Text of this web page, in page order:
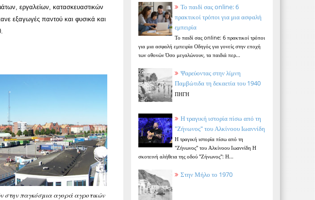
εργαλείων, κατασκευαστικών
εξαγωγές παντού και φυσικά και
στην παγκόσμια αγορά αγροτικών
Το παιδί σας online: 6
πρακτικοί τρόποι για μια ασφαλή
εμπειρία
Το παιδί σας online: 6 πρακτικοί τρόποι
για μια ασφαλή εμπειρία Οδηγός για γονείς στην εποχή
των οθονών Όσο μεγαλώνουν, τα παιδιά περ...
Ψαρεύοντας στην λίμνη
Παμβώτιδα τη δεκαετία του 1940
ΠΗΓΗ
Η τραγική ιστορία πίσω από τη
"Ζήνωνος" του Αλκίνοου Ιωαννίδη
Η τραγική ιστορία πίσω από τη
"Ζήνωνος" του Αλκίνοου Ιωαννίδη Η
σκοτεινή αλήθεια της οδού "Ζήνωνος": Η...
Στην Μήλο το 1970